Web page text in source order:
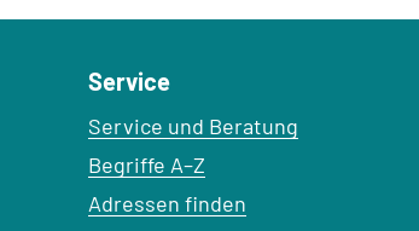
Service
Service und Beratung
Begriffe A–Z
Adressen finden